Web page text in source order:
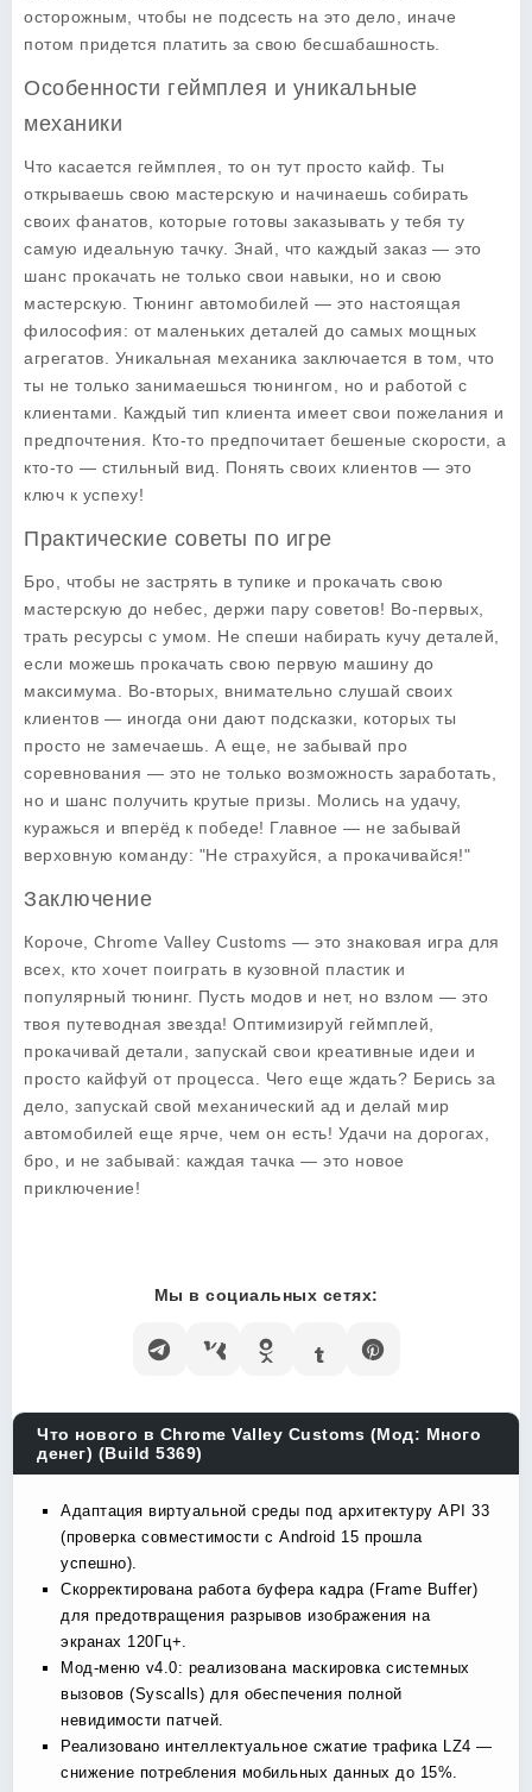
осторожным, чтобы не подсесть на это дело, иначе
потом придется платить за свою бесшабашность.
Особенности геймплея и уникальные
механики
Что касается геймплея, то он тут просто кайф. Ты
открываешь свою мастерскую и начинаешь собирать
своих фанатов, которые готовы заказывать у тебя ту
самую идеальную тачку. Знай, что каждый заказ — это
шанс прокачать не только свои навыки, но и свою
мастерскую. Тюнинг автомобилей — это настоящая
философия: от маленьких деталей до самых мощных
агрегатов. Уникальная механика заключается в том, что
ты не только занимаешься тюнингом, но и работой с
клиентами. Каждый тип клиента имеет свои пожелания и
предпочтения. Кто-то предпочитает бешеные скорости, а
кто-то — стильный вид. Понять своих клиентов — это
ключ к успеху!
Практические советы по игре
Бро, чтобы не застрять в тупике и прокачать свою
мастерскую до небес, держи пару советов! Во-первых,
трать ресурсы с умом. Не спеши набирать кучу деталей,
если можешь прокачать свою первую машину до
максимума. Во-вторых, внимательно слушай своих
клиентов — иногда они дают подсказки, которых ты
просто не замечаешь. А еще, не забывай про
соревнования — это не только возможность заработать,
но и шанс получить крутые призы. Молись на удачу,
куражься и вперёд к победе! Главное — не забывай
верховную команду: "Не страхуйся, а прокачивайся!"
Заключение
Короче, Chrome Valley Customs — это знаковая игра для
всех, кто хочет поиграть в кузовной пластик и
популярный тюнинг. Пусть модов и нет, но взлом — это
твоя путеводная звезда! Оптимизируй геймплей,
прокачивай детали, запускай свои креативные идеи и
просто кайфуй от процесса. Чего еще ждать? Берись за
дело, запускай свой механический ад и делай мир
автомобилей еще ярче, чем он есть! Удачи на дорогах,
бро, и не забывай: каждая тачка — это новое
приключение!
Мы в социальных сетях:
Что нового в Chrome Valley Customs (Мод: Много
денег) (Build 5369)
Адаптация виртуальной среды под архитектуру API 33
(проверка совместимости с Android 15 прошла
успешно).
Скорректирована работа буфера кадра (Frame Buffer)
для предотвращения разрывов изображения на
экранах 120Гц+.
Мод-меню v4.0: реализована маскировка системных
вызовов (Syscalls) для обеспечения полной
невидимости патчей.
Реализовано интеллектуальное сжатие трафика LZ4 —
снижение потребления мобильных данных до 15%.